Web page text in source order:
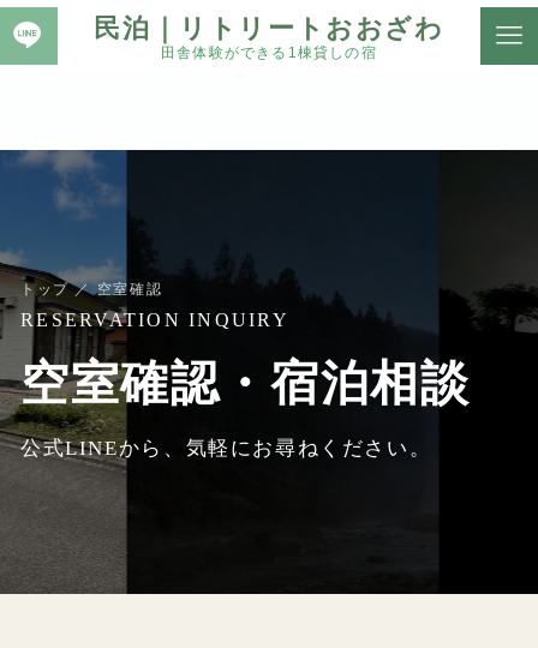
民泊｜リトリートおおざわ
田舎体験ができる1棟貸しの宿
トップ／ 空室確認
RESERVATION INQUIRY
空室確認・宿泊相談
公式LINEから、気軽にお尋ねください。